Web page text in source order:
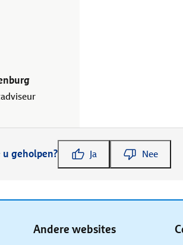
geholpen? Ja Nee
Andere websites